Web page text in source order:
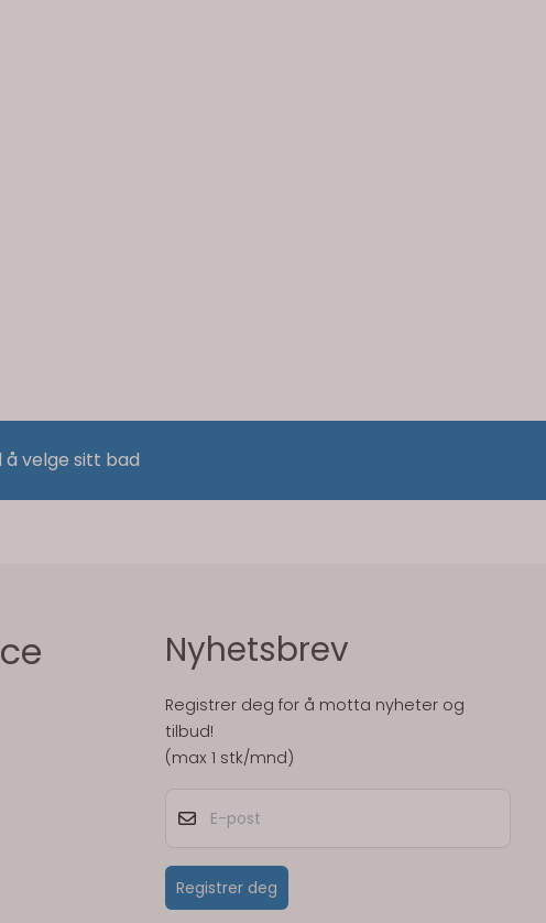
å velge sitt bad
Nyhetsbrev
Registrer deg for å motta nyheter og
tilbud!
(max 1 stk/mnd)
Registrer deg